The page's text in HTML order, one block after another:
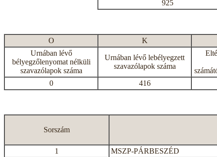
925
O
K
Urnában lévő
bélyegzőlenyomat nélküli
szavazólapok száma
Urnában lévő lebélyegzett
szavazólapok száma
0
416
Sorszám
1
MSZP-PÁRBESZÉD